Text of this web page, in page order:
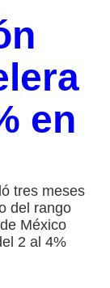
en
tres meses
del rango
México
2 al 4%